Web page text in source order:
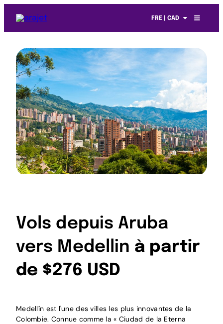
FRE | CAD
Vols depuis Aruba
vers Medellin à partir
de $276 USD
Medellín est l'une des villes les plus innovantes de la
Colombie. Connue comme la « Ciudad de la Eterna